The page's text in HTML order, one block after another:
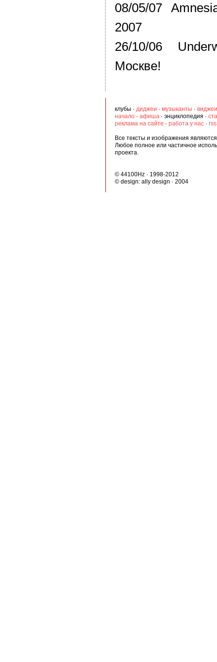
08/05/07
2007
26/10/06
Москве!
клубы · диджеи · музыканты · виджеи
начало · афиша · энциклопедия ·
реклама на сайте · работа у нас ·
Все тексты и изображения
Любое полное или частичное
проекта.
© 44100Hz · 1998-2012
© design: ally design · 2004